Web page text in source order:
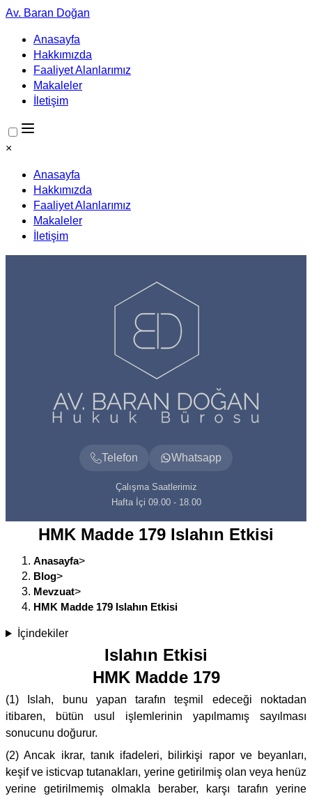
Av. Baran Doğan
Anasayfa
Hakkımızda
Faaliyet Alanlarımız
Makaleler
İletişim
×
Anasayfa
Hakkımızda
Faaliyet Alanlarımız
Makaleler
İletişim
Telefon Whatsapp
Çalışma Saatlerimiz
Hafta İçi 09.00 - 18.00
HMK Madde 179 Islahın Etkisi
Anasayfa>
Blog>
Mevzuat>
HMK Madde 179 Islahın Etkisi
İçindekiler
Islahın Etkisi
HMK Madde 179
(1) Islah, bunu yapan tarafın teşmil edeceği noktadan
itibaren, bütün usul işlemlerinin yapılmamış sayılması
sonucunu doğurur.
(2) Ancak ikrar, tanık ifadeleri, bilirkişi rapor ve beyanları,
keşif ve isticvap tutanakları, yerine getirilmiş olan veya henüz
yerine getirilmemiş olmakla beraber, karşı tarafın yerine